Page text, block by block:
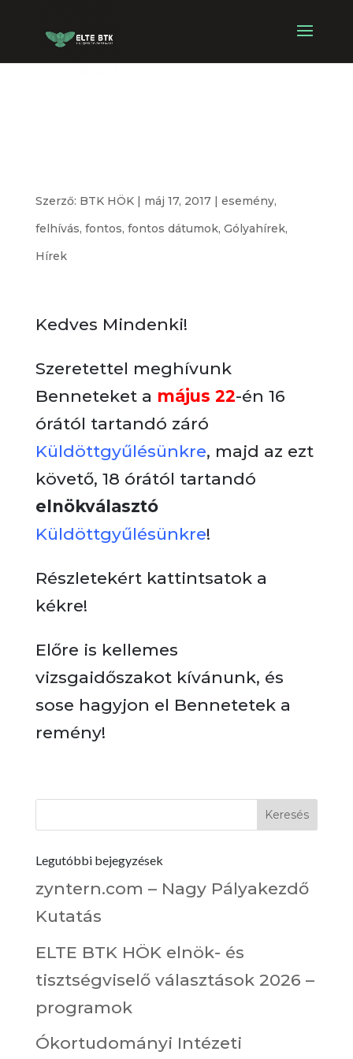
Szerző: BTK HÖK| máj 17, 2017| esemény,
felhívás, fontos, fontos dátumok, Gólyahírek,
Hírek
Kedves Mindenki!
Szeretettel meghívunk
Benneteket a május 22-én 16
órától tartandó záró
Küldöttgyűlésünkre, majd az ezt
követő, 18 órától tartandó
elnökválasztó
Küldöttgyűlésünkre!
Részletekért kattintsatok a
kékre!
Előre is kellemes
vizsgaidőszakot kívánunk, és
sose hagyjon el Bennetetek a
remény!
Legutóbbi bejegyzések
zyntern.com – Nagy Pályakezdő
Kutatás
ELTE BTK HÖK elnök- és
tisztségviselő választások 2026 –
programok
Ókortudományi Intézeti